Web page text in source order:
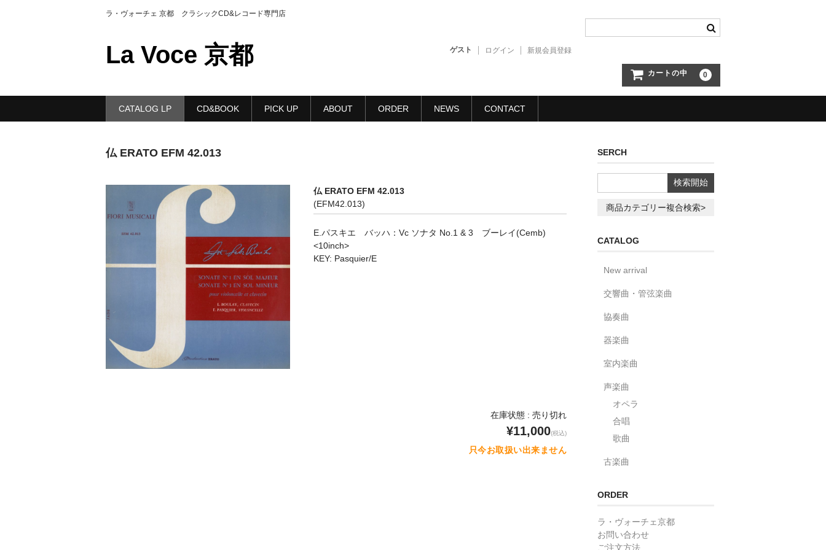
ラ・ヴォーチェ 京都 クラシックCD&レコード専門店
La Voce 京都 ゲスト ログイン 新規会員登録
カートの中 0
CATALOG LP CD&BOOK PICK UP ABOUT ORDER NEWS CONTACT
仏 ERATO EFM 42.013
仏 ERATO EFM 42.013
(EFM42.013)
E.パスキエ バッハ：Vc ソナタ No.1 & 3 ブーレイ(Cemb)
<10inch>
KEY: Pasquier/E
在庫状態 : 売り切れ
¥11,000(税込)
只今お取扱い出来ません
SERCH
商品カテゴリー複合検索>
CATALOG
New arrival
交響曲・管弦楽曲
協奏曲
器楽曲
室内楽曲
声楽曲
オペラ
合唱
歌曲
古楽曲
ORDER
ラ・ヴォーチェ京都
お問い合わせ
ご注文方法